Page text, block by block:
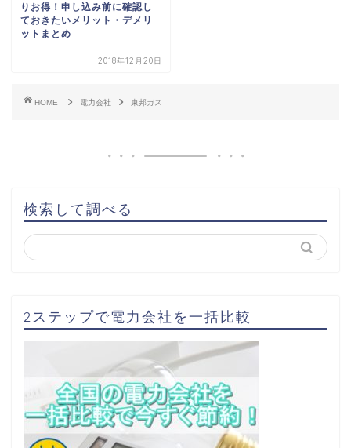
りお得！申し込み前に確認し
ておきたいメリット・デメリ
ットまとめ
2018年12月20日
HOME 電力会社 東邦ガス
検索して調べる
2ステップで電力会社を一括比較